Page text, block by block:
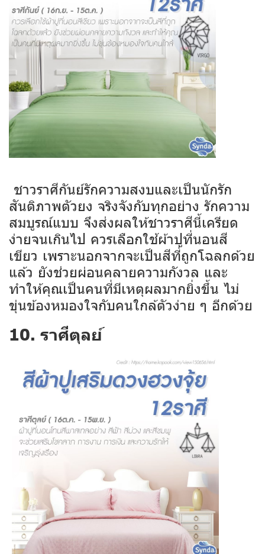
ชาวราศีกันย์รักความสงบและเป็นนักรัก
สันติภาพตัวยง จริงจังกับทุกอย่าง รักความ
สมบูรณ์แบบ จึงส่งผลให้ชาวราศีนี้เครียด
ง่ายจนเกินไป ควรเลือกใช้ผ้าปูที่นอนสี
เขียว เพราะนอกจากจะเป็นสีที่ถูกโฉลกด้วย
แล้ว ยังช่วยผ่อนคลายความกังวล และ
ทำให้คุณเป็นคนที่มีเหตุผลมากยิ่งขึ้น ไม่
ขุ่นข้องหมองใจกับคนใกล้ตัวง่าย ๆ อีกด้วย
10. ราศีตุลย์